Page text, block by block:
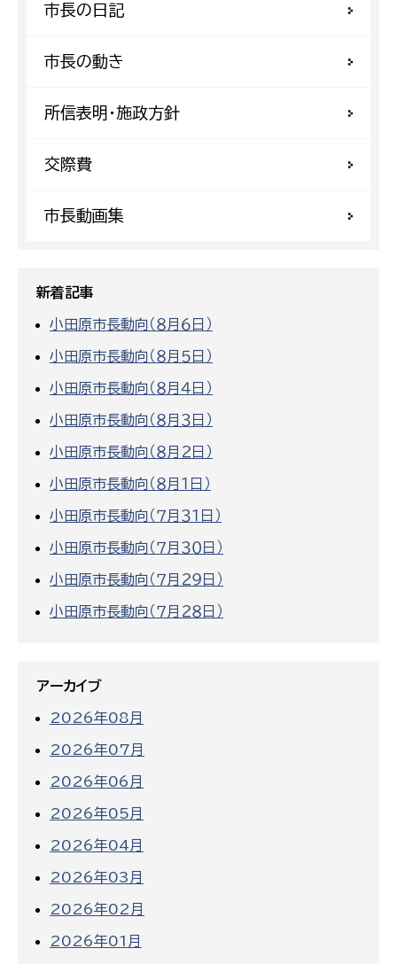
市長の日記
市長の動き
所信表明・施政方針
交際費
市長動画集
新着記事
小田原市長動向（８月６日）
小田原市長動向（８月５日）
小田原市長動向（８月４日）
小田原市長動向（８月３日）
小田原市長動向（８月２日）
小田原市長動向（８月１日）
小田原市長動向（７月３１日）
小田原市長動向（７月３０日）
小田原市長動向（７月２９日）
小田原市長動向（７月２８日）
アーカイブ
2026年08月
2026年07月
2026年06月
2026年05月
2026年04月
2026年03月
2026年02月
2026年01月